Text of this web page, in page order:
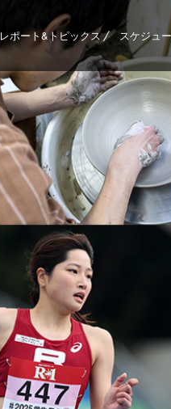
レポート&トピックス スケジュ